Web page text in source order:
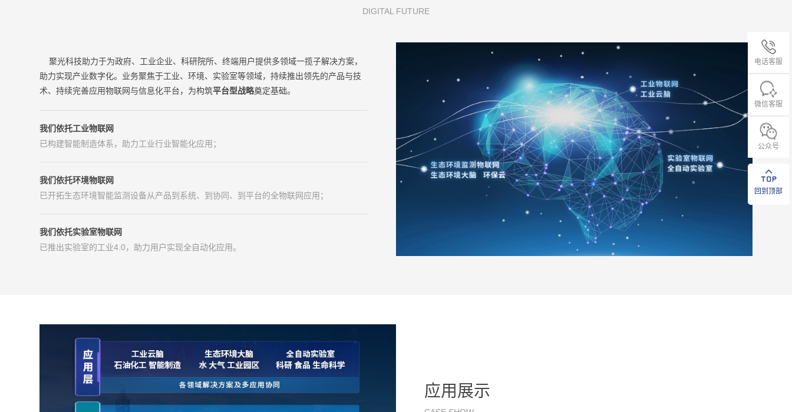
电话客服
微信客服
公众号
回到顶部
DIGITAL FUTURE
聚光科技助力于为政府、工业企业、科研院所、终端用户提供多领域一揽子解决方案，
助力实现产业数字化。业务聚焦于工业、环境、实验室等领域，持续推出领先的产品与技
术、持续完善应用物联网与信息化平台，为构筑平台型战略奠定基础。
我们依托工业物联网
已构建智能制造体系，助力工业行业智能化应用；
我们依托环境物联网
已开拓生态环境智能监测设备从产品到系统、到协同、到平台的全物联网应用；
我们依托实验室物联网
已推出实验室的工业4.0，助力用户实现全自动化应用。
应用展示